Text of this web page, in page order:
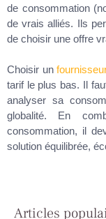
de consommation
de vrais alliés. Ils
de choisir une offre
Choisir un
tarif le plus bas. Il
analyser sa
globalité. En
consommation, il
solution équilibrée,
Articles